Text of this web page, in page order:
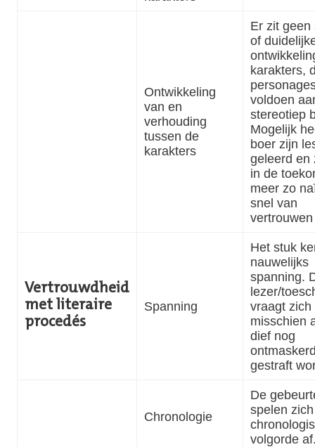
Ontwikkeling
van en
verhouding
tussen de
karakters
Er zit geen
of
karakters,
voldoen
stereotiep
Mogelijk
boer zijn
geleerd en
in de
meer zo
snel van
Vertrouwdheid
met literaire
procedés
Spanning
Het stuk
nauwelijks
spanning.
lezer/
vraagt zich
misschien
dief nog
gestraft
Chronologie
De
spelen
volgorde